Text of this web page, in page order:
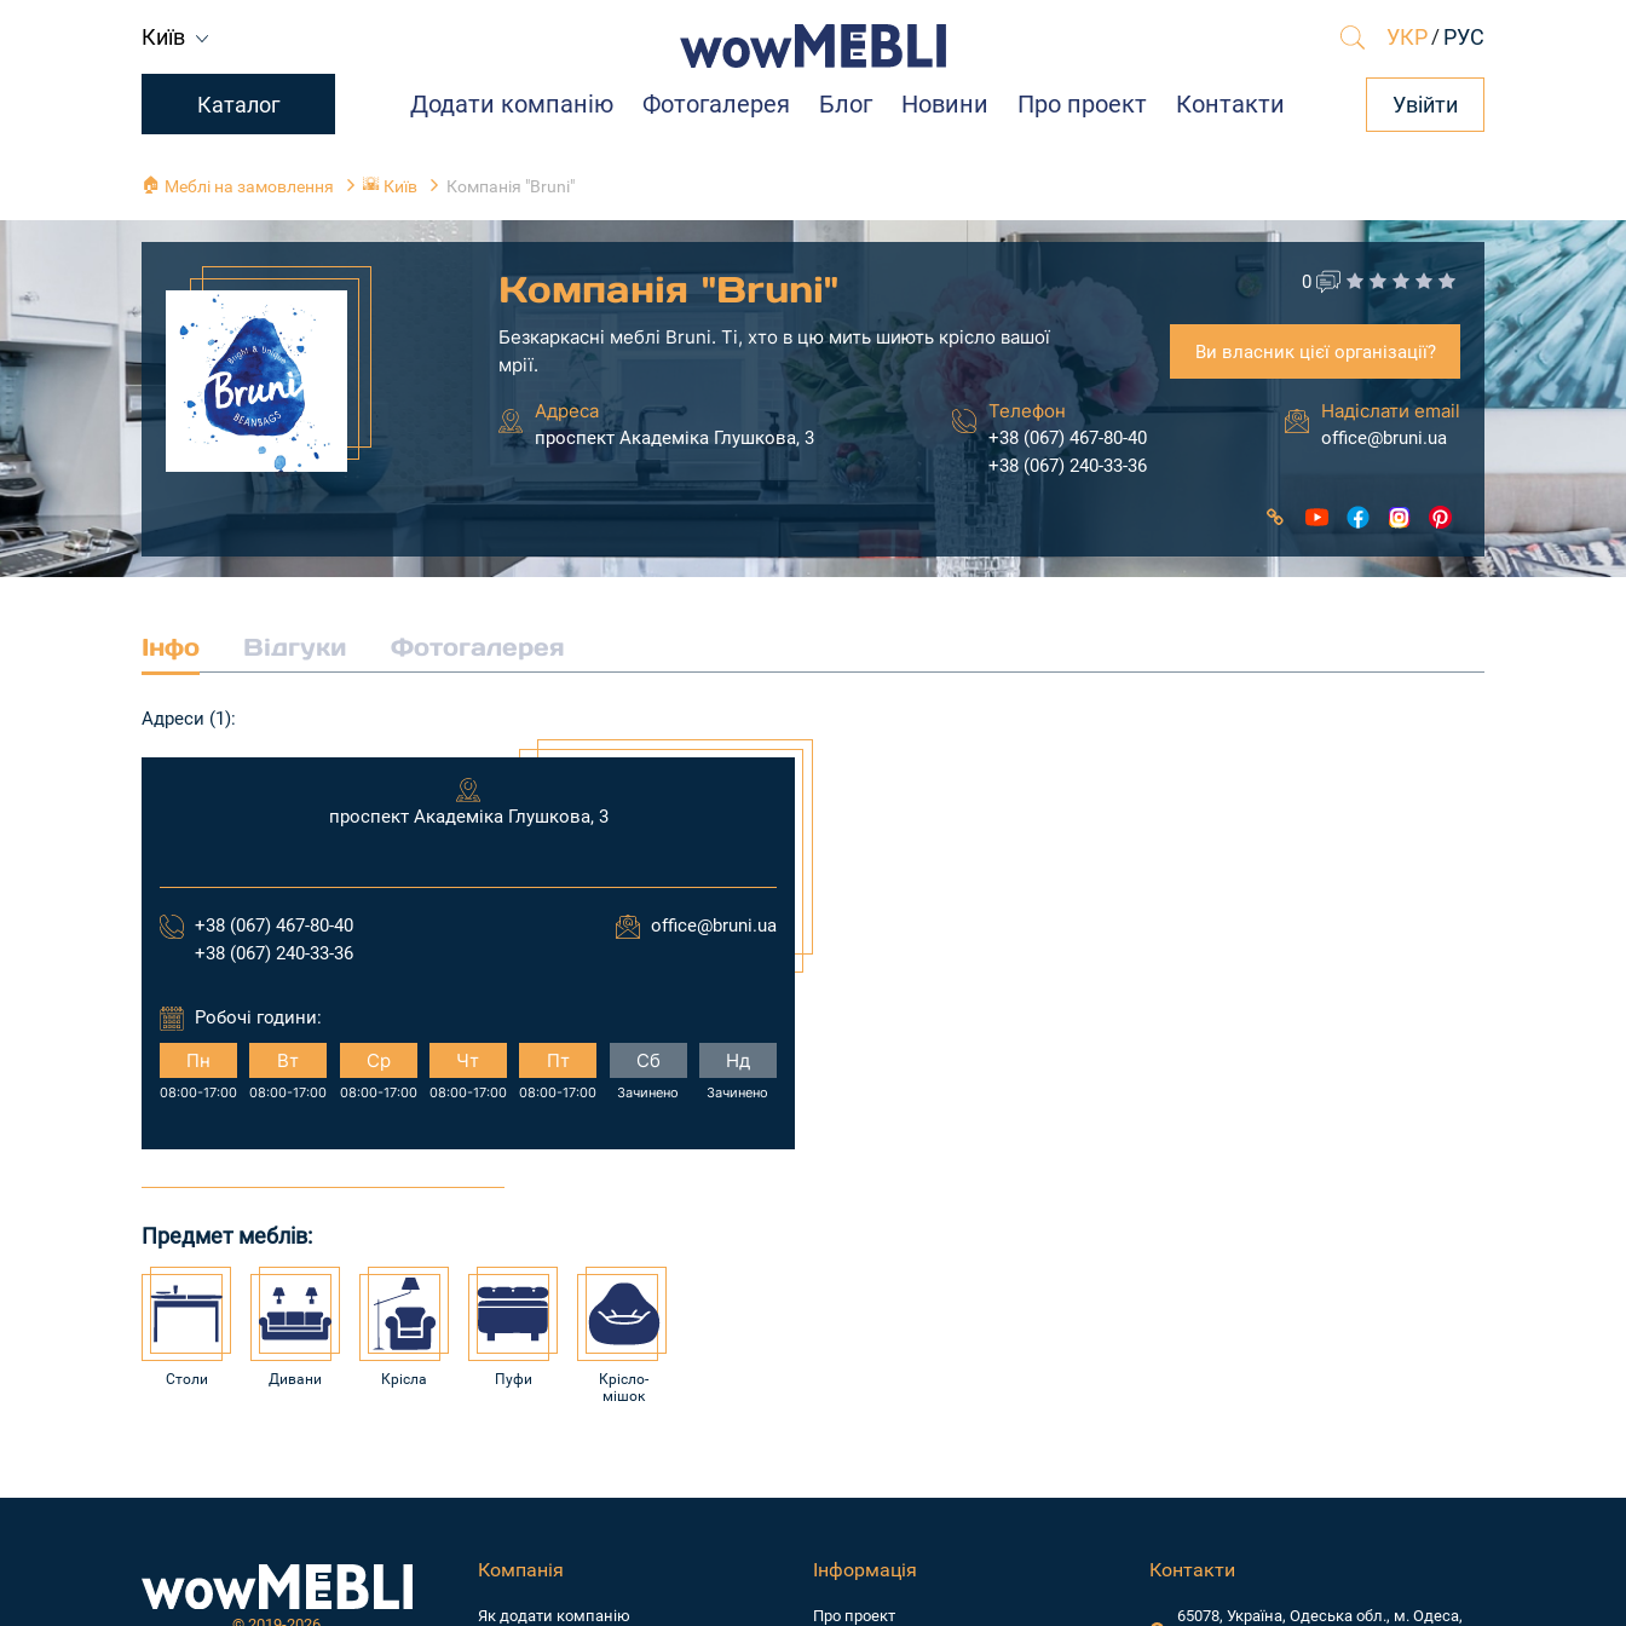
Київ УКР / РУС
Каталог Додати компанію Фотогалерея Блог Новини Про проект Контакти Увійти
🏠 Меблі на замовлення 🌇 Київ Компанія "Bruni"
Компанія "Bruni"
Безкаркасні меблі Bruni. Ті, хто в цю мить шиють крісло вашої
мрії.
0
Ви власник цієї організації?
Адреса
проспект Академіка Глушкова, 3
Телефон
+38 (067) 467-80-40
+38 (067) 240-33-36
Надіслати email
office@bruni.ua
Інфо Відгуки Фотогалерея
Адреси (1):
проспект Академіка Глушкова, 3
+38 (067) 467-80-40
+38 (067) 240-33-36
office@bruni.ua
Робочі години:
Пн
08:00-17:00
Вт
08:00-17:00
Ср
08:00-17:00
Чт
08:00-17:00
Пт
08:00-17:00
Сб
Зачинено
Нд
Зачинено
Предмет меблів:
Столи Дивани Крісла Пуфи
Крісло-
мішок
Компанія
Як додати компанiю
Інформація
Про проект
Контакти
65078, Україна, Одеська обл., м. Одеса,